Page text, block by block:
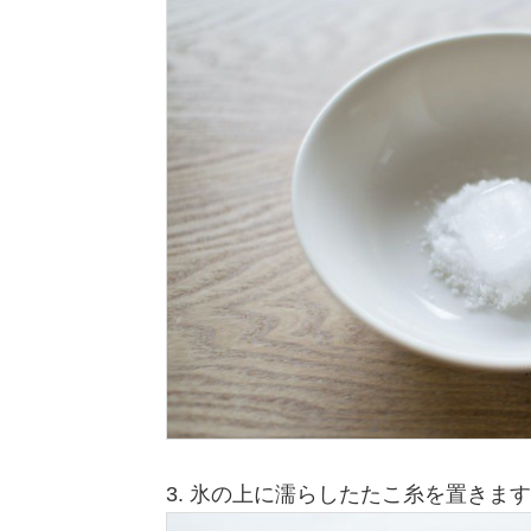
3. 氷の上に濡らしたたこ糸を置きま